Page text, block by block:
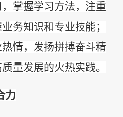
掌握学习方法，注重
务知识和专业技能；
情，发扬拼搏奋斗精
量发展的火热实践。
力